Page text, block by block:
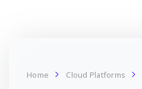
Home Cloud Platforms